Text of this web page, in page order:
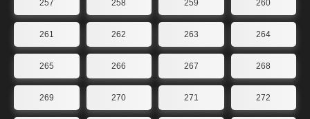
257 258 259 260
261 262 263 264
265 266 267 268
269 270 271 272